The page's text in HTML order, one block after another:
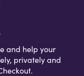
and help your
privately and